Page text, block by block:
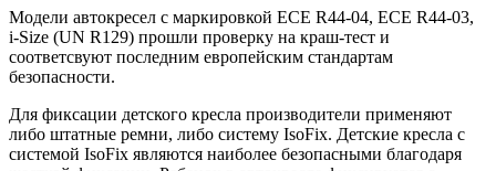
Модели автокресел с маркировкой ECE R44-04, ECE R44-03,
i-Size (UN R129) прошли проверку на краш-тест и
соответсвуют последним европейским стандартам
безопасности.
Для фиксации детского кресла производители применяют
либо штатные ремни, либо систему IsoFix. Детские кресла с
системой IsoFix являются наиболее безопасными благодаря